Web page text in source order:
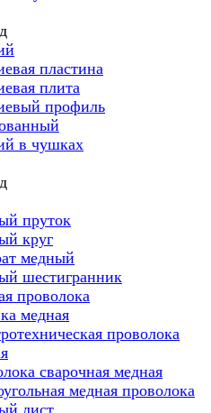
пластина
плита
профиль
в чушках
пруток
круг
медный
шестигранник
проволока
медная
проволока
сварочная медная
медная проволока
лист